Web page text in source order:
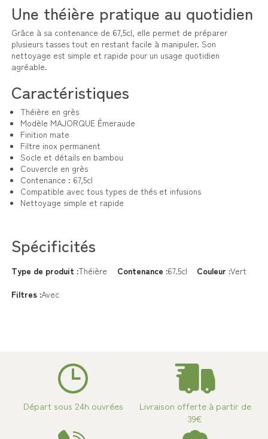
Une théière pratique au quotidien
Grâce à sa contenance de 67,5cl, elle permet de préparer
plusieurs tasses tout en restant facile à manipuler. Son
nettoyage est simple et rapide pour un usage quotidien
agréable.
Caractéristiques
Théière en grès
Modèle MAJORQUE Émeraude
Finition mate
Filtre inox permanent
Socle et détails en bambou
Couvercle en grès
Contenance : 67,5cl
Compatible avec tous types de thés et infusions
Nettoyage simple et rapide
Spécificités
Type de produit :Théière Contenance :67.5cl Couleur :Vert
Filtres :Avec
Départ sous 24h ouvrées
Livraison offerte à partir de
39€